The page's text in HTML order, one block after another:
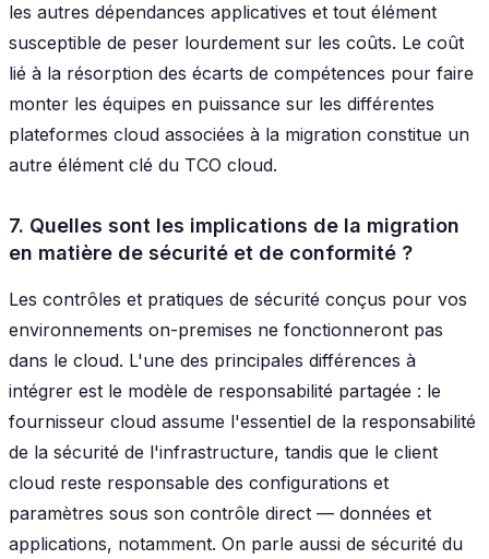
les autres dépendances applicatives et tout élément
susceptible de peser lourdement sur les coûts. Le coût
lié à la résorption des écarts de compétences pour faire
monter les équipes en puissance sur les différentes
plateformes cloud associées à la migration constitue un
autre élément clé du TCO cloud.
7. Quelles sont les implications de la migration
en matière de sécurité et de conformité ?
Les contrôles et pratiques de sécurité conçus pour vos
environnements on-premises ne fonctionneront pas
dans le cloud. L'une des principales différences à
intégrer est le modèle de responsabilité partagée : le
fournisseur cloud assume l'essentiel de la responsabilité
de la sécurité de l'infrastructure, tandis que le client
cloud reste responsable des configurations et
paramètres sous son contrôle direct — données et
applications, notamment. On parle aussi de sécurité du